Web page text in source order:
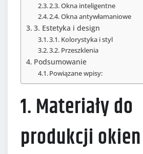
2.3. Okna inteligentne
2.4. Okna antywłamaniowe
3. Estetyka i design
3.1. Kolorystyka i styl
3.2. Przeszklenia
Podsumowanie
Powiązane wpisy:
1. Materiały do
produkcji okien